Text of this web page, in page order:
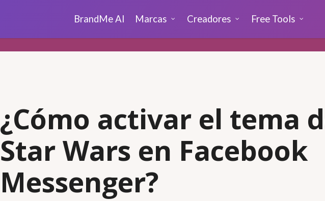
BrandMe AI Marcas Creadores Free Tools
¿Cómo activar el tema
Star Wars en Facebook
Messenger?